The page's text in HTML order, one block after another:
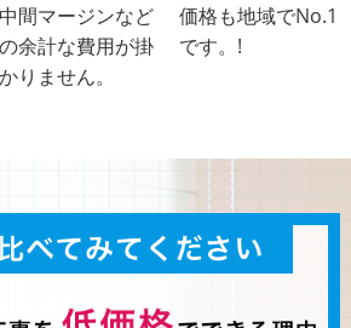
中間マージンなど
の余計な費用が掛
かりません。
価格も地域でNo.1
です。!